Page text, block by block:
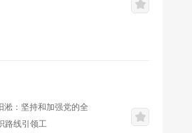
淞：坚持和加强党的全
路线引领工